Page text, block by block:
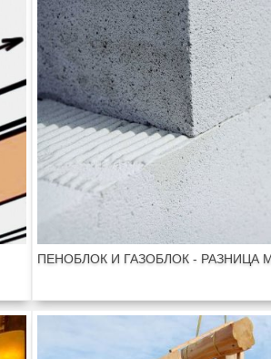
ПЕНОБЛОК И ГАЗОБЛОК - РАЗНИЦА